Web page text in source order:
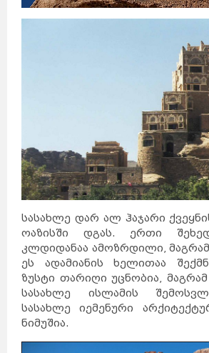
სასახლე დარ ალ ჰაჯარი
ოაზისში დგას. ერთი
კლდიდანაა ამოზრდილი,
ეს ადამიანის ხელითაა
ზუსტი თარიღი უცნობია,
სასახლე ისლამის
სასახლე იემენური
ნიმუშია.